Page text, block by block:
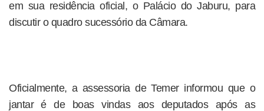
em sua residência oficial, o Palácio do Jaburu, para
discutir o quadro sucessório da Câmara.
Oficialmente, a assessoria de Temer informou que o
jantar é de boas vindas aos deputados após as